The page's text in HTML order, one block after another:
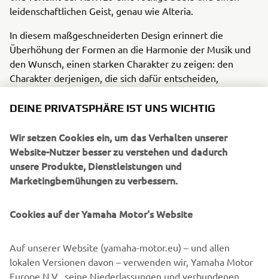
leidenschaftlichen Geist, genau wie Alteria.
In diesem maßgeschneiderten Design erinnert die
Überhöhung der Formen an die Harmonie der Musik und
den Wunsch, einen starken Charakter zu zeigen: den
Charakter derjenigen, die sich dafür entscheiden,
Proberäumen und den Schreibsessions für ihre neuen
Songs träumte Alteria von einem leichten, vielseitigen
Motorrad mit einem unverwechselbaren Design.
Die Änderungen betrafen vor allem die vordere
verbesserten Sitzbezug. Auch die Felgen wurden neu
Änderungen an den auffälligsten ästhetischen Elementen
wie Lenker, Spiegeln, der Heckverkleidung und Licht
vorgenommen.
DEINE PRIVATSPHÄRE IST UNS WICHTIG
Wir setzen Cookies ein, um das Verhalten unserer
Website-Nutzer besser zu verstehen und dadurch
unsere Produkte, Dienstleistungen und
Marketingbemühungen zu verbessern.
Cookies auf der Yamaha Motor's Website
Auf unserer Website (yamaha-motor.eu) – und allen
lokalen Versionen davon – verwenden wir, Yamaha Motor
Europe N.V., seine Niederlassungen und verbundenen